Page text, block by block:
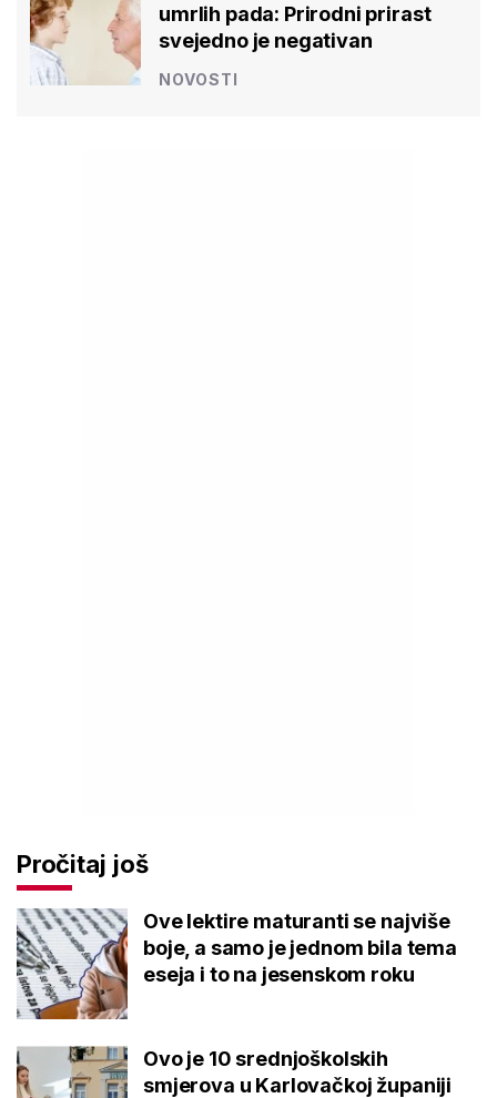
umrlih pada: Prirodni prirast
svejedno je negativan
NOVOSTI
Pročitaj još
Ove lektire maturanti se najviše
boje, a samo je jednom bila tema
eseja i to na jesenskom roku
Ovo je 10 srednjoškolskih
smjerova u Karlovačkoj županiji